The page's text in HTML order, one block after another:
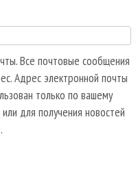
Все почтовые сообщения
Адрес электронной почты
только по вашему
для получения новостей